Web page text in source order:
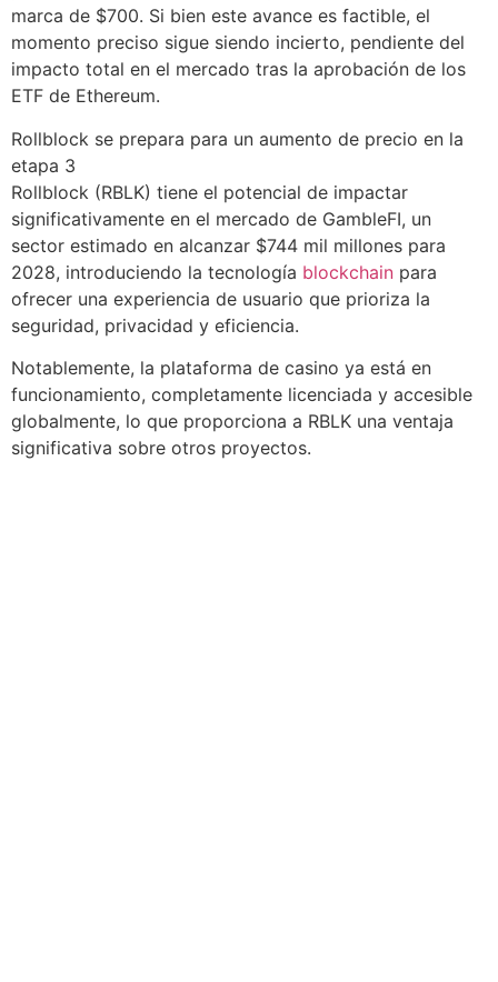
marca de $700. Si bien este avance es factible, el
momento preciso sigue siendo incierto, pendiente del
impacto total en el mercado tras la aprobación de los
ETF de Ethereum.
Rollblock se prepara para un aumento de precio en la
etapa 3
Rollblock (RBLK) tiene el potencial de impactar
significativamente en el mercado de GambleFI, un
sector estimado en alcanzar $744 mil millones para
2028, introduciendo la tecnología blockchain para
ofrecer una experiencia de usuario que prioriza la
seguridad, privacidad y eficiencia.
Notablemente, la plataforma de casino ya está en
funcionamiento, completamente licenciada y accesible
globalmente, lo que proporciona a RBLK una ventaja
significativa sobre otros proyectos.